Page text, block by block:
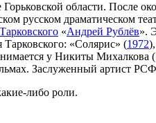
Горьковской области. После
русском драматическом
«Андрей Рублёв».
«Солярис» (1972
у Никиты Михалкова
Заслуженный артист
либо роли.